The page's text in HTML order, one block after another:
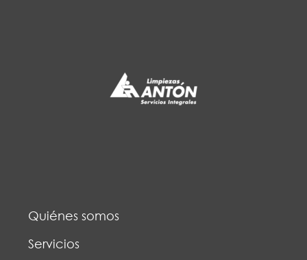
Quiénes somos
Servicios